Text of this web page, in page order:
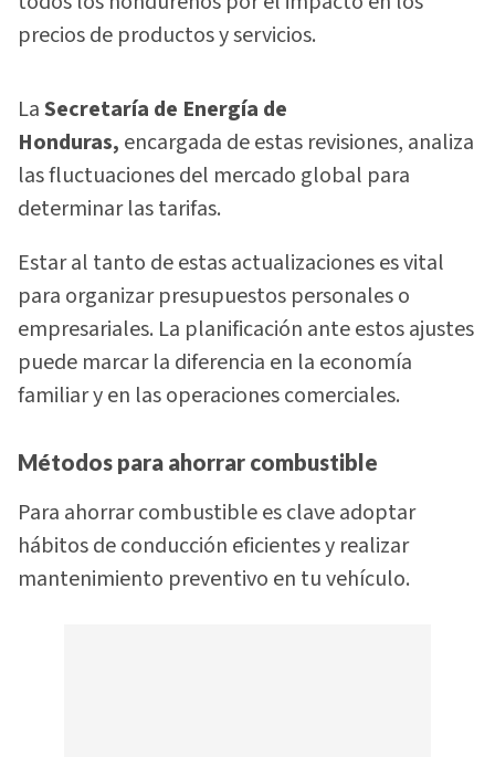
precios de productos y servicios.
LaSecretaría de Energía de
Honduras, encargada de estas revisiones, analiza
las fluctuaciones del mercado global para
determinar las tarifas.
Estar al tanto de estas actualizaciones es vital
para organizar presupuestos personales o
empresariales. La planificación ante estos ajustes
puede marcar la diferencia en la economía
familiar y en las operaciones comerciales.
Métodos para ahorrar combustible
Para ahorrar combustible es clave adoptar
hábitos de conducción eficientes y realizar
mantenimiento preventivo en tu vehículo.